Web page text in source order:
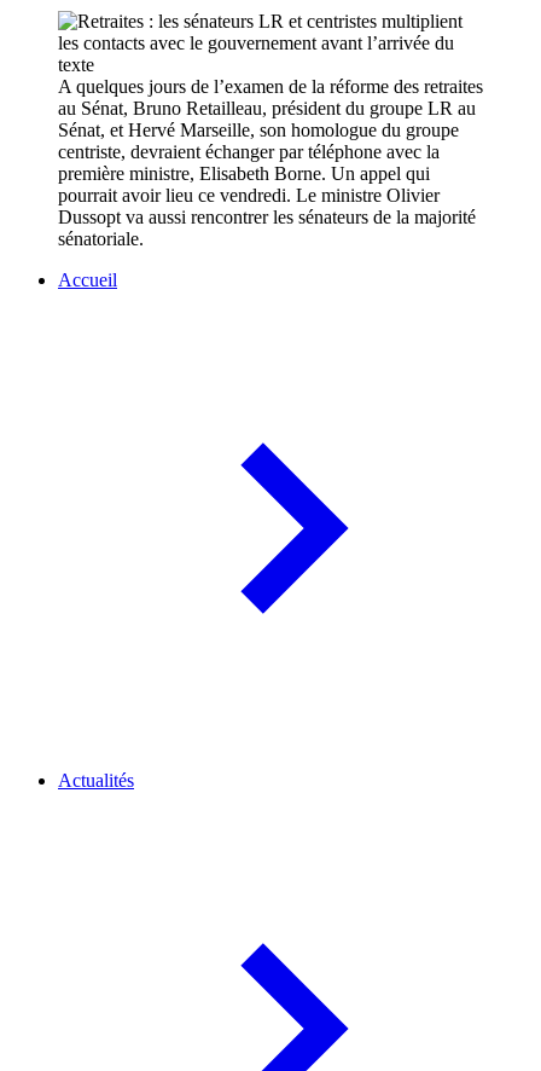
A quelques jours de l’examen de la réforme des retraites
au Sénat, Bruno Retailleau, président du groupe LR au
Sénat, et Hervé Marseille, son homologue du groupe
centriste, devraient échanger par téléphone avec la
première ministre, Elisabeth Borne. Un appel qui
pourrait avoir lieu ce vendredi. Le ministre Olivier
Dussopt va aussi rencontrer les sénateurs de la majorité
sénatoriale.
Accueil
Actualités